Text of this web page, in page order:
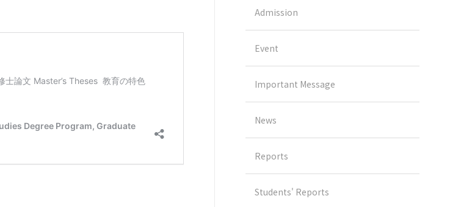
Admission
Event
Important Message
News
Reports
Students' Reports